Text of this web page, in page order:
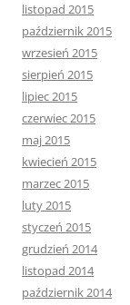
listopad 2015
październik 2015
wrzesień 2015
sierpień 2015
lipiec 2015
czerwiec 2015
maj 2015
kwiecień 2015
marzec 2015
luty 2015
styczeń 2015
grudzień 2014
listopad 2014
październik 2014